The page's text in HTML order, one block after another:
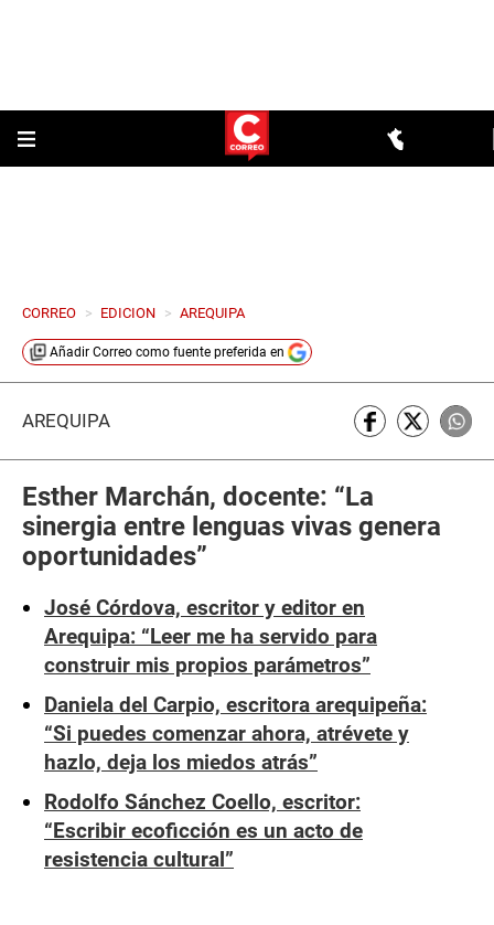
CORREO > EDICION > AREQUIPA
Añadir Correo como fuente preferida en
AREQUIPA
Esther Marchán, docente: “La
sinergia entre lenguas vivas genera
oportunidades”
José Córdova, escritor y editor en
Arequipa: “Leer me ha servido para
construir mis propios parámetros”
Daniela del Carpio, escritora arequipeña:
“Si puedes comenzar ahora, atrévete y
hazlo, deja los miedos atrás”
Rodolfo Sánchez Coello, escritor:
“Escribir ecoficción es un acto de
resistencia cultural”